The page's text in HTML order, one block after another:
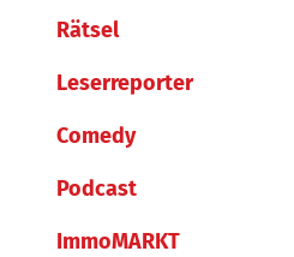
Rätsel
Leserreporter
Comedy
Podcast
ImmoMARKT